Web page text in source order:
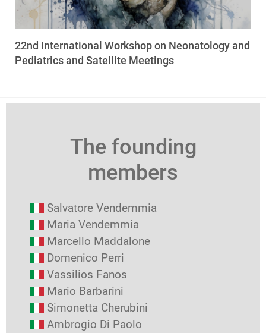
22nd International Workshop on Neonatology and
Pediatrics and Satellite Meetings
The founding
members
Salvatore Vendemmia
Maria Vendemmia
Marcello Maddalone
Domenico Perri
Vassilios Fanos
Mario Barbarini
Simonetta Cherubini
Ambrogio Di Paolo